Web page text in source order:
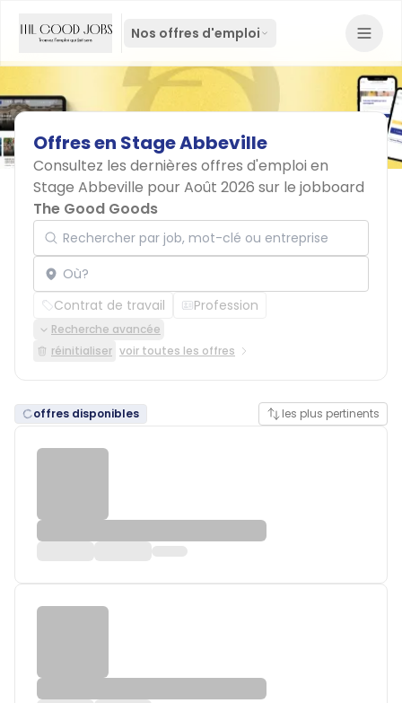
Nos offres d'emploi
Offresen StageAbbeville
Consultez les dernières offres d'emploi en
Stage Abbeville pour Août 2026 sur le jobboard
The Good Goods
Rechercher par job, mot-clé ou entreprise
Localisation
Contrat de travail Profession
Recherche avancée
réinitialiser voir toutes les offres
offres disponibles les plus pertinents